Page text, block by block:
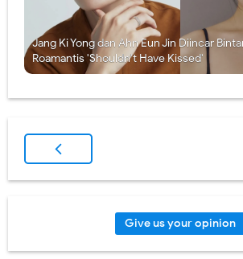
Jang Ki Yong dan Ahn Eun Jin Diincar
Roamantis 'Shouldn't Have Kissed'
Give us your opinion